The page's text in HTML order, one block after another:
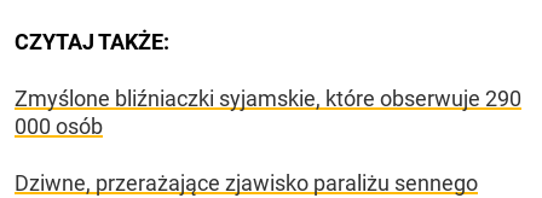
CZYTAJ TAKŻE:
Zmyślone bliźniaczki syjamskie, które obserwuje 290
000 osób
Dziwne, przerażające zjawisko paraliżu sennego